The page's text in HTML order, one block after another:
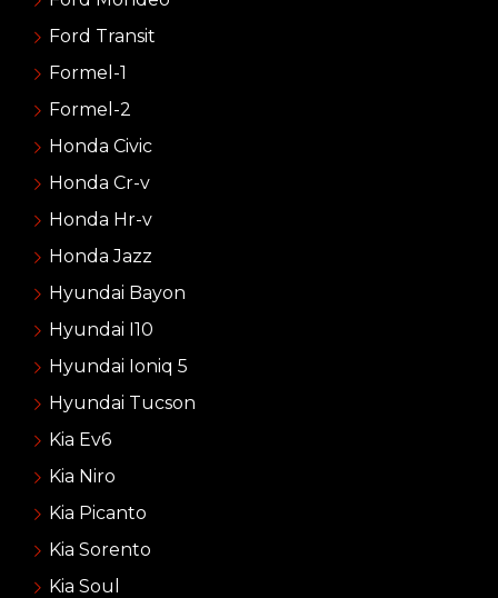
Ford Transit
Formel-1
Formel-2
Honda Civic
Honda Cr-v
Honda Hr-v
Honda Jazz
Hyundai Bayon
Hyundai I10
Hyundai Ioniq 5
Hyundai Tucson
Kia Ev6
Kia Niro
Kia Picanto
Kia Sorento
Kia Soul